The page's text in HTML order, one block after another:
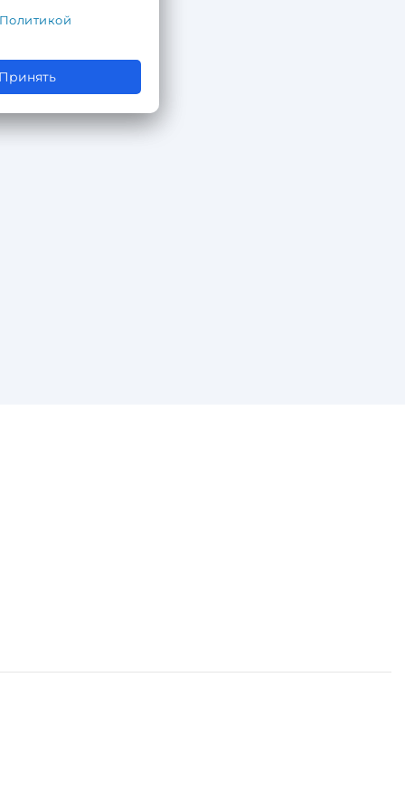
Политикой
Принять